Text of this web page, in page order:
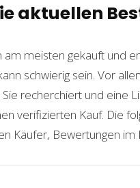
aktuellen
meisten gekauft und
schwierig sein. Vor
Sie recherchiert und eine
verifizierten Kauf. Die
Käufer, Bewertungen